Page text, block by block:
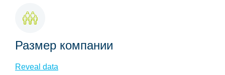
Размер компании
Reveal data